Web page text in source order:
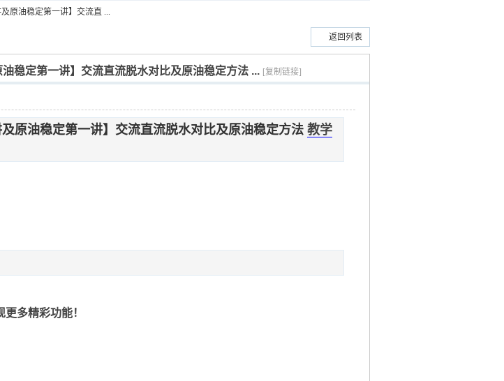
原油稳定第一讲】交流直 ...
返回列表
稳定第一讲】交流直流脱水对比及原油稳定方法 ... [复制链接]
及原油稳定第一讲】交流直流脱水对比及原油稳定方法 教学
更多精彩功能！